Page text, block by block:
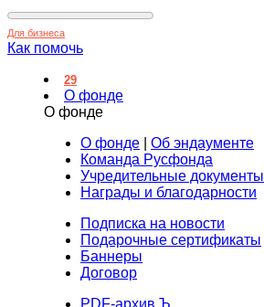
Для бизнеса
Как помочь
29
О фонде
О фонде
О фонде
Об эндаументе
Команда Русфонда
Учредительные документы
Награды и благодарности
Подписка на новости
Подарочные сертификаты
Баннеры
Договор
PDF-архив Ъ